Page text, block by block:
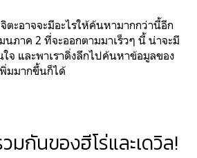
ตะอาจจะมีอะไรให้ค้นหามากกว่านี้อีก
นภาค 2 ที่จะออกตามมาเร็วๆ นี้ น่าจะมี
จ และพาเราดิ่งลึกไปค้นหาข้อมูลของ
มมากขึ้นก็ได้
มกันของฮีโร่และเดวิล!